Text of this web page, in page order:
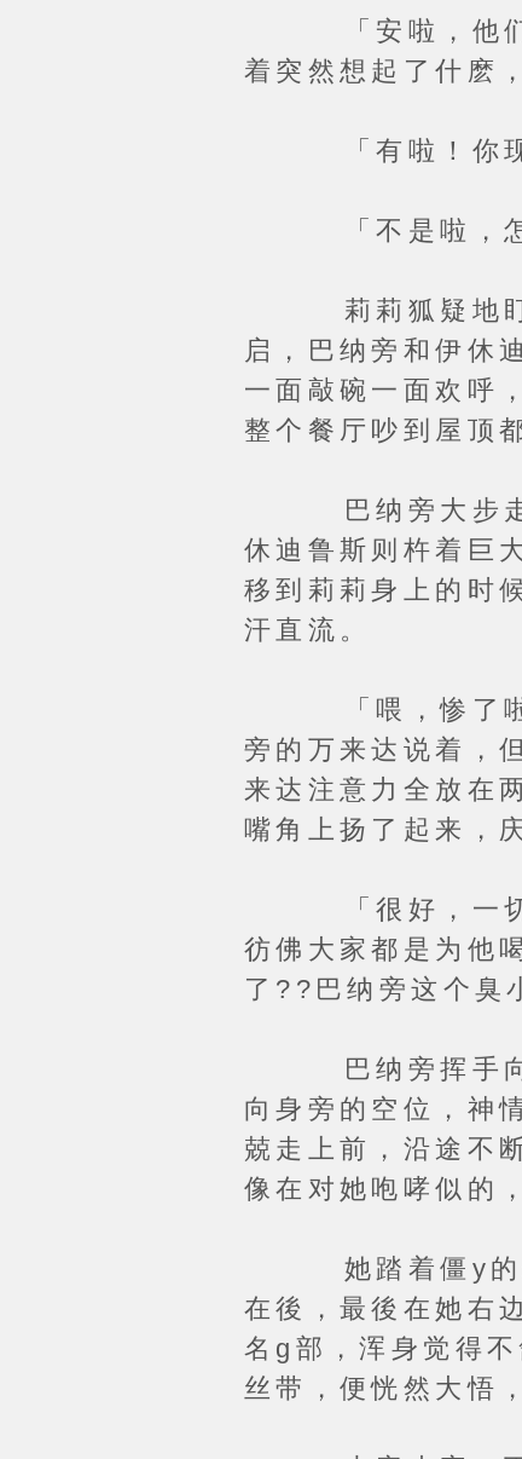
「安啦，他们都
着突然想起了什麽
「有啦！你现在
「不是啦，怎麽
莉莉狐疑地盯着
启，巴纳旁和伊休
一面敲碗一面欢呼
整个餐厅吵到屋顶
巴纳旁大步走到
休迪鲁斯则杵着巨
移到莉莉身上的时
汗直流。
「喂，惨了啦，
旁的万来达说着，
来达注意力全放在
嘴角上扬了起来，
「很好，一切都
彷佛大家都是为他
了??巴纳旁这个臭
巴纳旁挥手向大
向身旁的空位，神
兢走上前，沿途不
像在对她咆哮似的
她踏着僵y的步
在後，最後在她右
名g部，浑身觉得
丝带，便恍然大悟